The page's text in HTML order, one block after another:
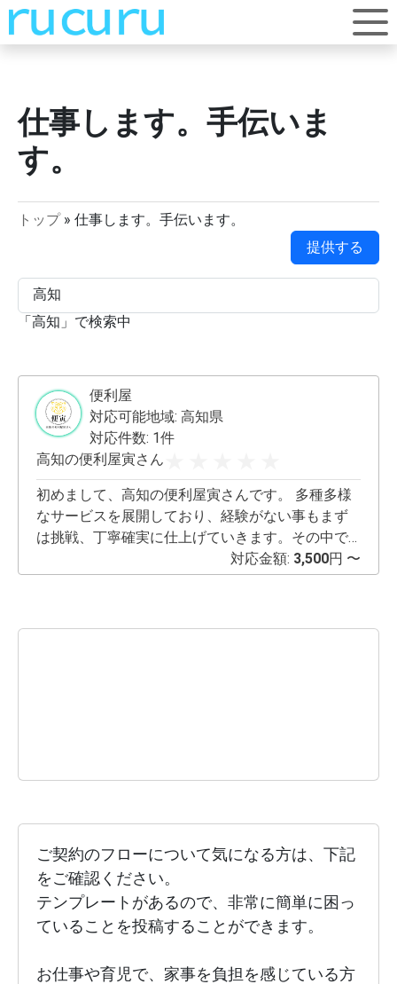
仕事します。手伝いま
す。
トップ» 仕事します。手伝います。
提供する
「高知 」で検索中
便利屋
対応可能地域: 高知県
対応件数: 1件
高知の便利屋寅さん
初めまして、高知の便利屋寅さんです。 多種多様
なサービスを展開しており、経験がない事もまず
は挑戦、丁寧確実に仕上げていきます。その中で
も清掃関係が得意でどんな状態でも綺麗にするの
が私のモットーです。 7/3より1時3,500円から対応
対応金額: 3,500円 〜
ご契約のフローについて気になる方は、下記
をご確認ください。
テンプレートがあるので、非常に簡単に困っ
ていることを投稿することができます。
お仕事や育児で、家事を負担を感じている方